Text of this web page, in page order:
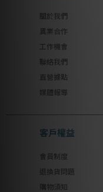
關於我們
異業合作
工作機會
聯絡我們
直營據點
媒體報導
客戶權益
會員制度
退換貨問題
購物須知